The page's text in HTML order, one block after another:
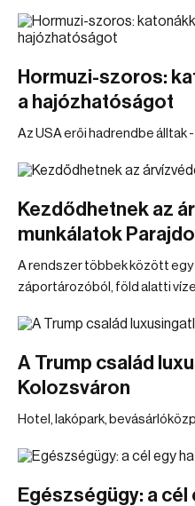
Hormuzi-szoros:
a hajózhatóságot
Az USA erői hadrendbe álltak -
Kezdődhetnek az
munkálatok
A rendszer többek között egy
záportározóból, föld alatti
A Trump család
Kolozsváron
Hotel, lakópark,
Egészségügy: a